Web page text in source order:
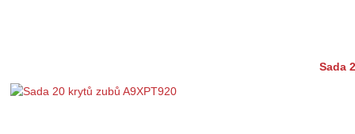
Sada